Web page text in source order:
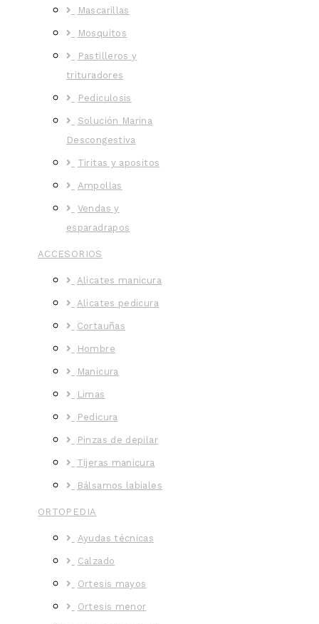
Mascarillas
Mosquitos
Pastilleros y
trituradores
Pediculosis
Solución Marina
Descongestiva
Tiritas y apositos
Ampollas
Vendas y
esparadrapos
ACCESORIOS
Alicates manicura
Alicates pedicura
Cortauñas
Hombre
Manicura
Limas
Pedicura
Pinzas de depilar
Tijeras manicura
Bálsamos labiales
ORTOPEDIA
Ayudas técnicas
Calzado
Ortesis mayos
Ortesis menor